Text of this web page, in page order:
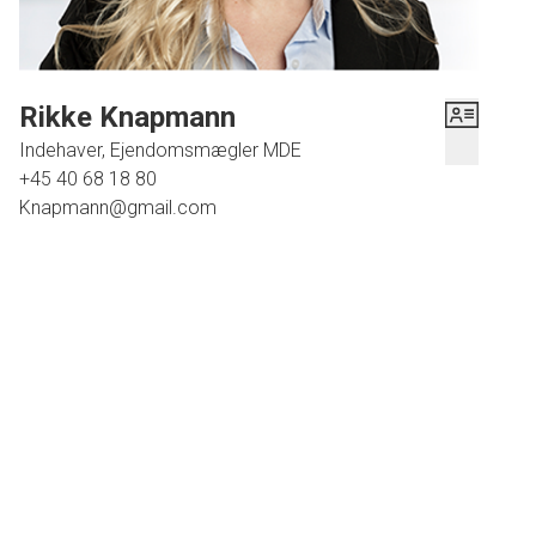
Rikke Knapmann
Indehaver, Ejendomsmægler MDE
+45 40 68 18 80
Knapmann@gmail.com